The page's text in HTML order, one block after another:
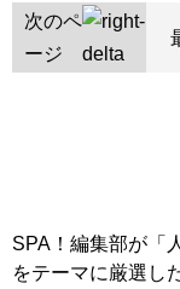
次のペ
ージ
SPA！編集部が「
をテーマに厳選し